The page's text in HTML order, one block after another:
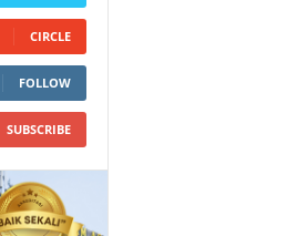
CIRCLE
FOLLOW
SUBSCRIBE